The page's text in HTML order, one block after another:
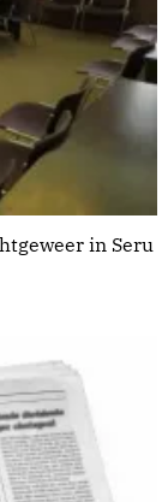
in Seru